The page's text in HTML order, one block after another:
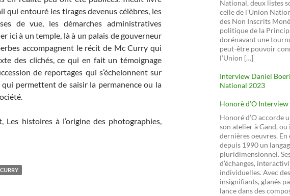
qui entouré les tirages devenus célèbres, les
de vue, les démarches administratives
ici à un temple, là à un palais de gouverneur
accompagnent le récit de Mc Curry qui
des clichés, ce qui en fait un témoignage
de reportages qui s’échelonnent sur
qui permettent de saisir la permanence ou la
Les histoires à l’origine des photographies,
National, deux listes
celle de l’Union
des Non Inscrits
politique de la
dorénavant une
peut-être pouvoir
l’Union […]
Interview Daniel
National 2023
Honorè d’O Interview
Honoré d’O accorde
son atelier à Gand, ou
dernières oeuvres.
depuis 1990 un
pluridimensionnel.
d’échanges,
individuelles. Avec
insignifiants, glanés
lance dans des